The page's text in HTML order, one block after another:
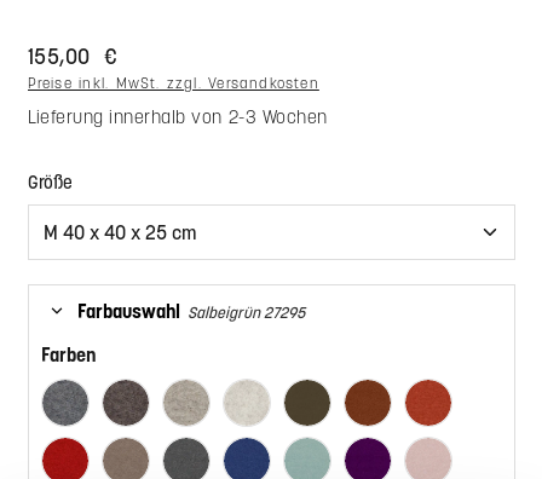
155,00 €
Preise inkl. MwSt. zzgl. Versandkosten
Lieferung innerhalb von 2-3 Wochen
Größeauswählen
Farbauswahl Salbeigrün 27295
Farben
Anthrazit 01Pepper 47Hellmeliert 07
Marmor 06Umbra 42Zimt 67 Iron 66
Rot 11 Taupe 35Taubengrau 17
Indigo 12Aqua 50 Pflaume 68Powder 51